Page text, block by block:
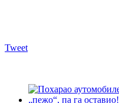
Tweet